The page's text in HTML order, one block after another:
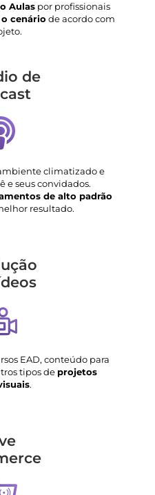
Aulas por profissionais
cenário de acordo com
de
climatizado e
e seus convidados.
de alto padrão
resultado.
EAD, conteúdo para
tipos de projetos
.